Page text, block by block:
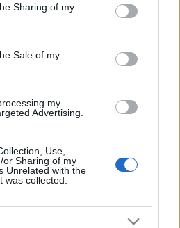
behaviour. You may click to
and its third-party tags to
purposes in below Google
Sharing of my
Sale of my
my
Advertising.
Use,
or Sharing of my
Unrelated with the
was collected.